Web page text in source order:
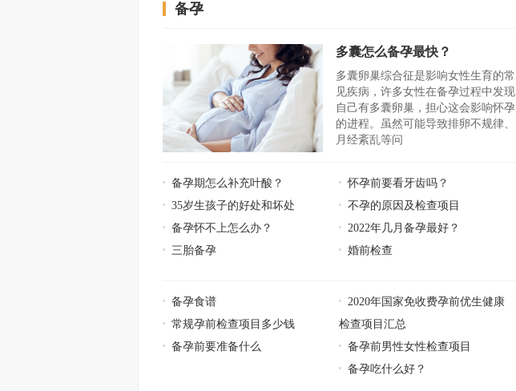
备孕
多囊怎么备孕最快？
多囊卵巢综合征是影响女性生育的常
见疾病，许多女性在备孕过程中发现
自己有多囊卵巢，担心这会影响怀孕
的进程。虽然可能导致排卵不规律、
月经紊乱等问
备孕期怎么补充叶酸？
怀孕前要看牙齿吗？
35岁生孩子的好处和坏处
不孕的原因及检查项目
备孕怀不上怎么办？
2022年几月备孕最好？
三胎备孕
婚前检查
备孕食谱
2020年国家免收费孕前优生健康
检查项目汇总
常规孕前检查项目多少钱
备孕前男性女性检查项目
备孕前要准备什么
备孕吃什么好？